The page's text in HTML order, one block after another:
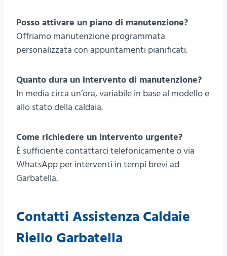
Posso attivare un piano di manutenzione?
Offriamo manutenzione programmata
personalizzata con appuntamenti pianificati.
Quanto dura un intervento di manutenzione?
In media circa un’ora, variabile in base al modello e
allo stato della caldaia.
Come richiedere un intervento urgente?
È sufficiente contattarci telefonicamente o via
WhatsApp per interventi in tempi brevi ad
Garbatella.
Contatti Assistenza Caldaie
Riello Garbatella